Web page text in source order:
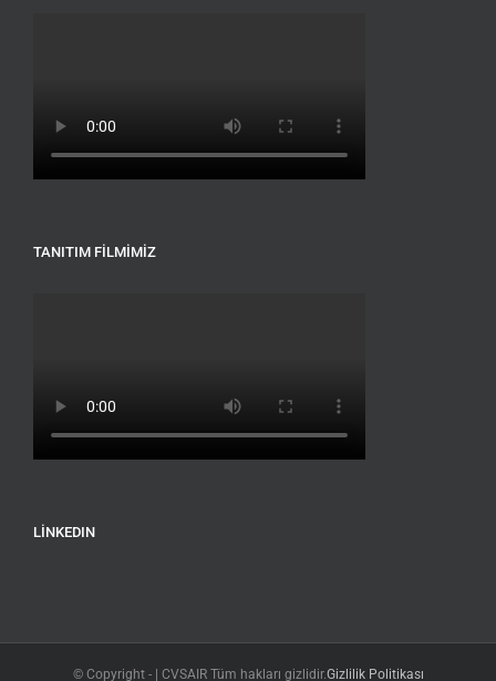
TANITIM FILMIMIZ
LINKEDIN
© Copyright - | CVSAIR Tüm hakları gizlidir.Gizlilik Politikası